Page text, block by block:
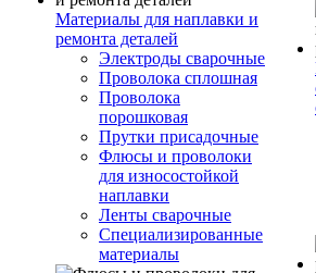
Материалы для наплавки и
ремонта деталей
Электроды сварочные
Проволока сплошная
Проволока
порошковая
Прутки присадочные
Флюсы и проволоки
для износостойкой
наплавки
Ленты сварочные
Специализированные
материалы